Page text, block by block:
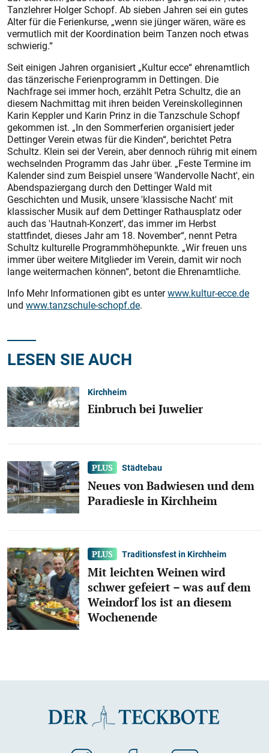
Tanzlehrer Holger Schopf. Ab sieben Jahren sei ein gutes
Alter für die Ferienkurse, „wenn sie jünger wären, wäre es
vermutlich mit der Koordination beim Tanzen noch etwas
schwierig.“
Seit einigen Jahren organisiert „Kultur ecce“ ehrenamtlich
das tänzerische Ferienprogramm in Dettingen. Die
Nachfrage sei immer hoch, erzählt Petra Schultz, die an
diesem Nachmittag mit ihren beiden Vereinskolleginnen
Karin Keppler und Karin Prinz in die Tanzschule Schopf
gekommen ist. „In den Sommerferien organisiert jeder
Dettinger Verein etwas für die Kinden“, berichtet Petra
Schultz. Klein sei der Verein, aber dennoch rührig mit einem
wechselnden Programm das Jahr über. „Feste Termine im
Kalender sind zum Beispiel unsere 'Wandervolle Nacht', ein
Abendspaziergang durch den Dettinger Wald mit
Geschichten und Musik, unsere 'klassische Nacht' mit
klassischer Musik auf dem Dettinger Rathausplatz oder
auch das 'Hautnah-Konzert', das immer im Herbst
stattfindet, dieses Jahr am 18. November“, nennt Petra
Schultz kulturelle Programmhöhepunkte. „Wir freuen uns
immer über weitere Mitglieder im Verein, damit wir noch
lange weitermachen können“, betont die Ehrenamtliche.
Info Mehr Informationen gibt es unterwww.kultur-ecce.de
und www.tanzschule-schopf.de.
LESEN SIE AUCH
Kirchheim
Einbruch bei Juwelier
Städtebau
Neues von Badwiesen und dem
Paradiesle in Kirchheim
Traditionsfest in Kirchheim
Mit leichten Weinen wird
schwer gefeiert – was auf dem
Weindorf los ist an diesem
Wochenende